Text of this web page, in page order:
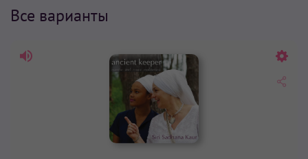
Все варианты